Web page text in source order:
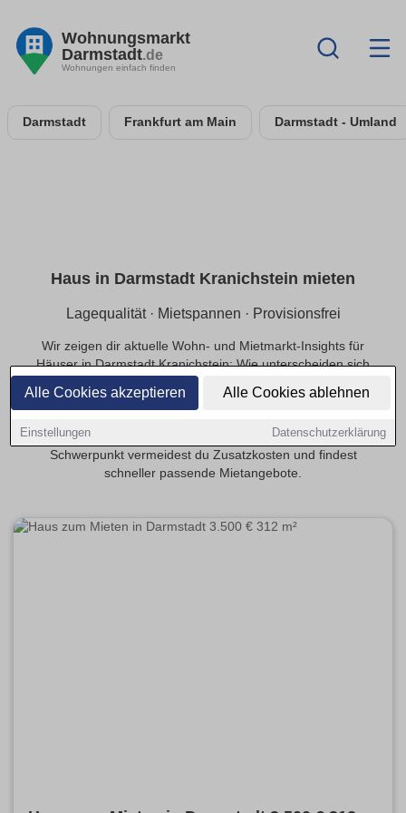
Alle Cookies akzeptieren Alle Cookies ablehnen
Einstellungen Datenschutzerklärung
Wohnungsmarkt
Darmstadt.de
Wohnungen einfach finden
Darmstadt Frankfurt am Main Darmstadt - Umland
Haus in Darmstadt Kranichstein mieten
Lagequalität · Mietspannen · Provisionsfrei
Wir zeigen dir aktuelle Wohn- und Mietmarkt-Insights für
Häuser in Darmstadt Kranichstein: Wie unterscheiden sich
Mietpreise innerhalb der Lage, welche Infrastruktur
beeinflusst die Nachfrage und welche Preisbereiche sind
Planung deiner monatlichen Kosten. Mit provisionsfrei als
Schwerpunkt vermeidest du Zusatzkosten und findest
schneller passende Mietangebote.